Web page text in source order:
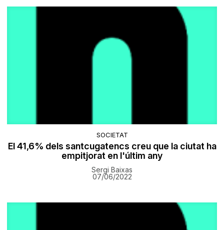
SOCIETAT
El 41,6% dels santcugatencs creu que la ciutat ha
empitjorat en l'últim any
Sergi Baixas
07/06/2022